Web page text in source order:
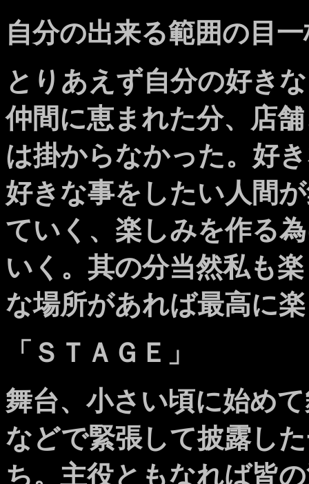
自分の出来る範囲の目
とりあえず自分の好き
仲間に恵まれた分、店
は掛からなかった。好
好きな事をしたい人間
ていく、楽しみを作る
いく。其の分当然私も
な場所があれば最高に
「ＳＴＡＧＥ」
舞台、小さい頃に始め
などで緊張して披露し
ち。主役ともなれば皆